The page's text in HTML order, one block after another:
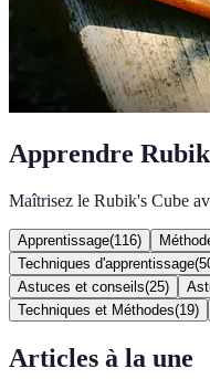
Apprendre
Maîtrisez le Rubik's Cube
Apprentissage(116)
Techniques d'apprentissage(
Astuces et conseils(25)
Techniques et Méthodes(19)
Articles à la une